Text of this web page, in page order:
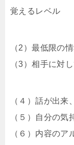
覚えるレベル
（2）最低限の
（3）相手に対
（４）話が出
（５）自分の
（６）内容の